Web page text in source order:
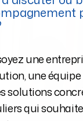
une
une
solutions
qui